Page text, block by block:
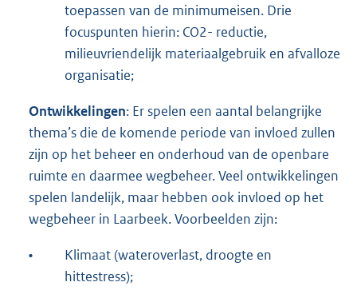
toepassen van de minimumeisen. Drie
focuspunten hierin: CO2- reductie,
milieuvriendelijk materiaalgebruik en afvalloze
organisatie;
Ontwikkelingen: Er spelen een aantal belangrijke
thema’s die de komende periode van invloed zullen
zijn op het beheer en onderhoud van de openbare
ruimte en daarmee wegbeheer. Veel ontwikkelingen
spelen landelijk, maar hebben ook invloed op het
wegbeheer in Laarbeek. Voorbeelden zijn:
•
Klimaat (wateroverlast, droogte en
hittestress);